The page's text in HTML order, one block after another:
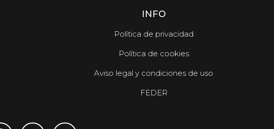
INFO
Política de privacidad
Política de cookies
Aviso legal y condiciones de uso
FEDER